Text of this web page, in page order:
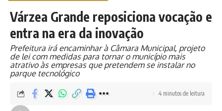
Várzea Grande reposiciona vocação e
entra na era da inovação
Prefeitura irá encaminhar à Câmara Municipal, projeto
de lei com medidas para tornar o município mais
atrativo às empresas que pretendem se instalar no
parque tecnológico
4 minutos de leitura